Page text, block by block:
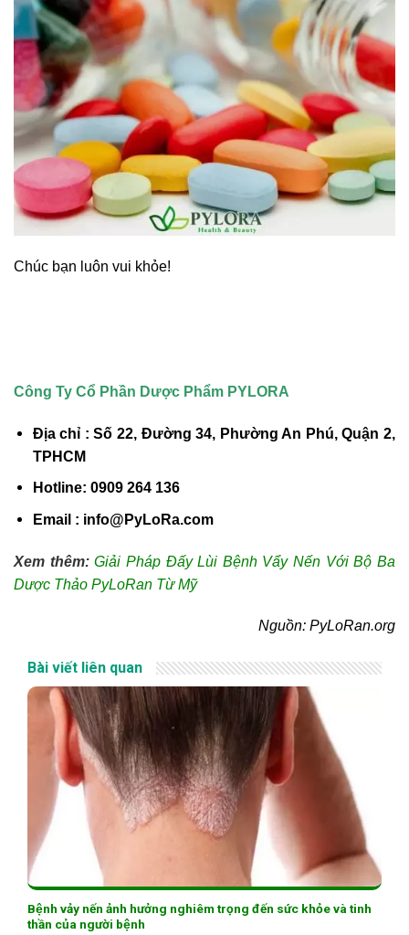
Chúc bạn luôn vui khỏe!
Công Ty Cổ Phần Dược Phẩm PYLORA
Địa chỉ : Số 22, Đường 34, Phường An Phú, Quận 2,
TPHCM
Hotline: 0909 264 136
Email : info@PyLoRa.com
Xem thêm: Giải Pháp Đấy Lùi Bệnh Vẩy Nến Với Bộ Ba
Dược Thảo PyLoRan Từ Mỹ
Nguồn: PyLoRan.org
Bài viết liên quan
Bệnh vảy nến ảnh hưởng nghiêm trọng đến sức khỏe và tinh
thần của người bệnh